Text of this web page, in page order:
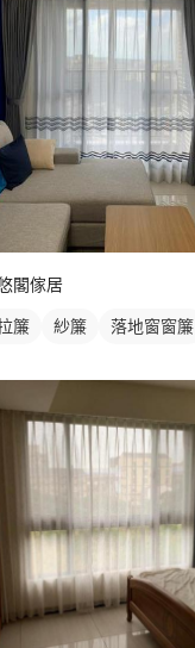
閣傢居
簾 紗簾 落地窗窗簾